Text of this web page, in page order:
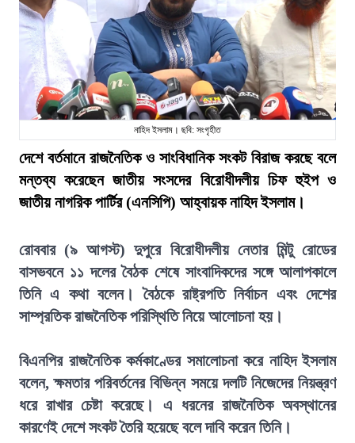
নাহিদ ইসলাম। ছবি: সংগৃহীত
দেশে বর্তমানে রাজনৈতিক ও সাংবিধানিক সংকট বিরাজ করছে বলে
মন্তব্য করেছেন জাতীয় সংসদের বিরোধীদলীয় চিফ হুইপ ও
জাতীয় নাগরিক পার্টির (এনসিপি) আহ্বায়ক নাহিদ ইসলাম।
রোববার (৯ আগস্ট) দুপুরে বিরোধীদলীয় নেতার মিন্টু রোডের
বাসভবনে ১১ দলের বৈঠক শেষে সাংবাদিকদের সঙ্গে আলাপকালে
তিনি এ কথা বলেন। বৈঠকে রাষ্ট্রপতি নির্বাচন এবং দেশের
সাম্প্রতিক রাজনৈতিক পরিস্থিতি নিয়ে আলোচনা হয়।
বিএনপির রাজনৈতিক কর্মকাণ্ডের সমালোচনা করে নাহিদ ইসলাম
বলেন, ক্ষমতার পরিবর্তনের বিভিন্ন সময়ে দলটি নিজেদের নিয়ন্ত্রণ
ধরে রাখার চেষ্টা করেছে। এ ধরনের রাজনৈতিক অবস্থানের
কারণেই দেশে সংকট তৈরি হয়েছে বলে দাবি করেন তিনি।